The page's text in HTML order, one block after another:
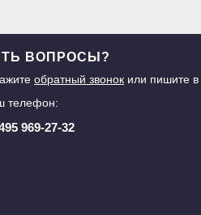
ВОПРОСЫ?
обратный звонокили пишите в
телефон:
969-27-32